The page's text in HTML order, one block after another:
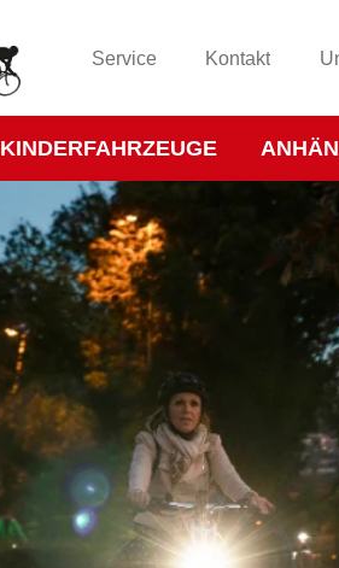
Service Kontakt
KINDERFAHRZEUGE